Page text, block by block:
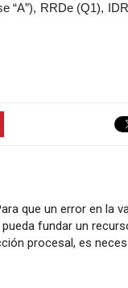
“A”), RRDe (Q1),
que un error en la
pueda fundar un
procesal, es